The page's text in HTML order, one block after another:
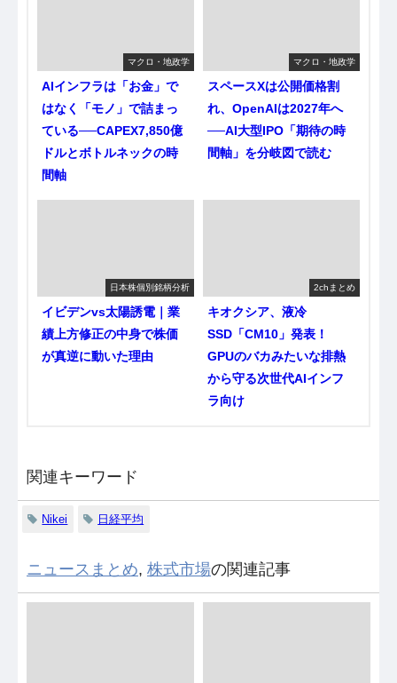
マクロ・地政学
AIインフラは「お金」で
はなく「モノ」で詰まっ
ている──CAPEX7,850億
ドルとボトルネックの時
間軸
マクロ・地政学
スペースXは公開価格割
れ、OpenAIは2027年へ
──AI大型IPO「期待の時
間軸」を分岐図で読む
日本株個別銘柄分析
イビデンvs太陽誘電｜業
績上方修正の中身で株価
が真逆に動いた理由
2chまとめ
キオクシア、液冷
SSD「CM10」発表！
GPUのバカみたいな排熱
から守る次世代AIインフ
ラ向け
関連キーワード
Nikei 日経平均
ニュースまとめ, 株式市場の関連記事